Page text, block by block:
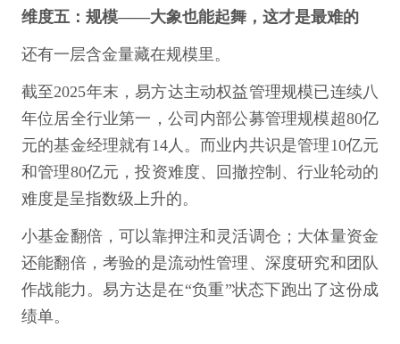
维度五：规模——大象也能起舞，这才是最难的
还有一层含金量藏在规模里。
截至2025年末，易方达主动权益管理规模已连续八
年位居全行业第一，公司内部公募管理规模超80亿
元的基金经理就有14人。而业内共识是管理10亿元
和管理80亿元，投资难度、回撤控制、行业轮动的
难度是呈指数级上升的。
小基金翻倍，可以靠押注和灵活调仓；大体量资金
还能翻倍，考验的是流动性管理、深度研究和团队
作战能力。易方达是在“负重”状态下跑出了这份成
绩单。